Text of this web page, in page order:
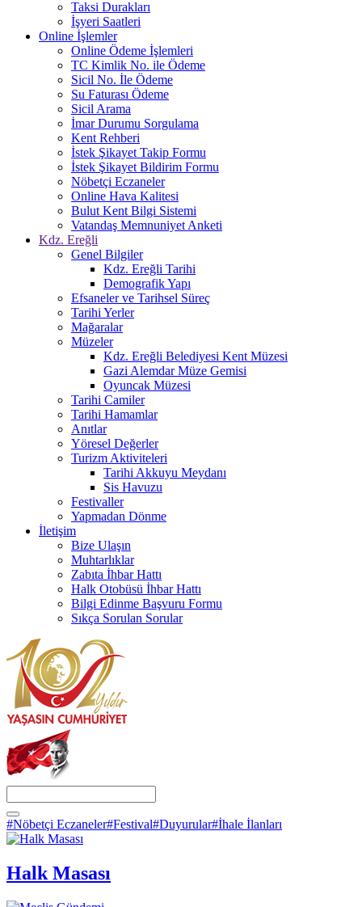
Taksi Durakları
İşyeri Saatleri
Online İşlemler
Online Ödeme İşlemleri
TC Kimlik No. ile Ödeme
Sicil No. İle Ödeme
Su Faturası Ödeme
Sicil Arama
İmar Durumu Sorgulama
Kent Rehberi
İstek Şikayet Takip Formu
İstek Şikayet Bildirim Formu
Nöbetçi Eczaneler
Online Hava Kalitesi
Bulut Kent Bilgi Sistemi
Vatandaş Memnuniyet Anketi
Kdz. Ereğli
Genel Bilgiler
Kdz. Ereğli Tarihi
Demografik Yapı
Efsaneler ve Tarihsel Süreç
Tarihi Yerler
Mağaralar
Müzeler
Kdz. Ereğli Belediyesi Kent Müzesi
Gazi Alemdar Müze Gemisi
Oyuncak Müzesi
Tarihi Camiler
Tarihi Hamamlar
Anıtlar
Yöresel Değerler
Turizm Aktiviteleri
Tarihi Akkuyu Meydanı
Sis Havuzu
Festivaller
Yapmadan Dönme
İletişim
Bize Ulaşın
Muhtarlıklar
Zabıta İhbar Hattı
Halk Otobüsü İhbar Hattı
Bilgi Edinme Başvuru Formu
Sıkça Sorulan Sorular
#Nöbetçi Eczaneler#Festival#Duyurular#İhale İlanları
Halk Masası